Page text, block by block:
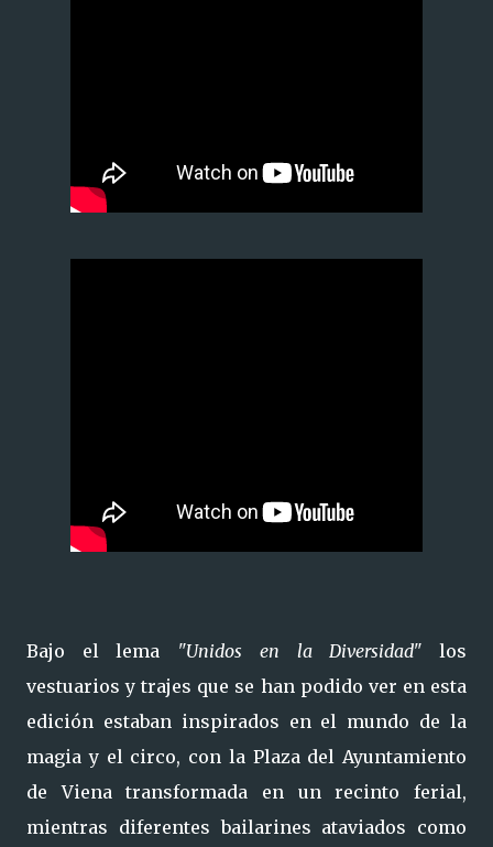
Bajo el lema "Unidos en la Diversidad" los
vestuarios y trajes que se han podido ver en esta
edición estaban inspirados en el mundo de la
magia y el circo, con la Plaza del Ayuntamiento
de Viena transformada en un recinto ferial,
mientras diferentes bailarines ataviados como